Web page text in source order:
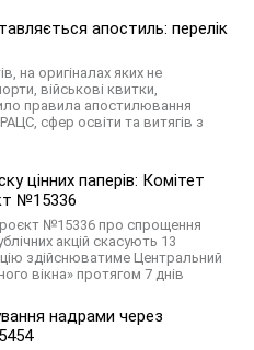
апостиль: перелік
на оригіналах яких не
військові квитки,
правила апостилювання
сфер освіти та витягів з
цінних паперів: Комітет
№15336
№15336 про спрощення
акцій скасують 13
здійснюватиме Центральний
вікна» протягом 7 днів
надрами через